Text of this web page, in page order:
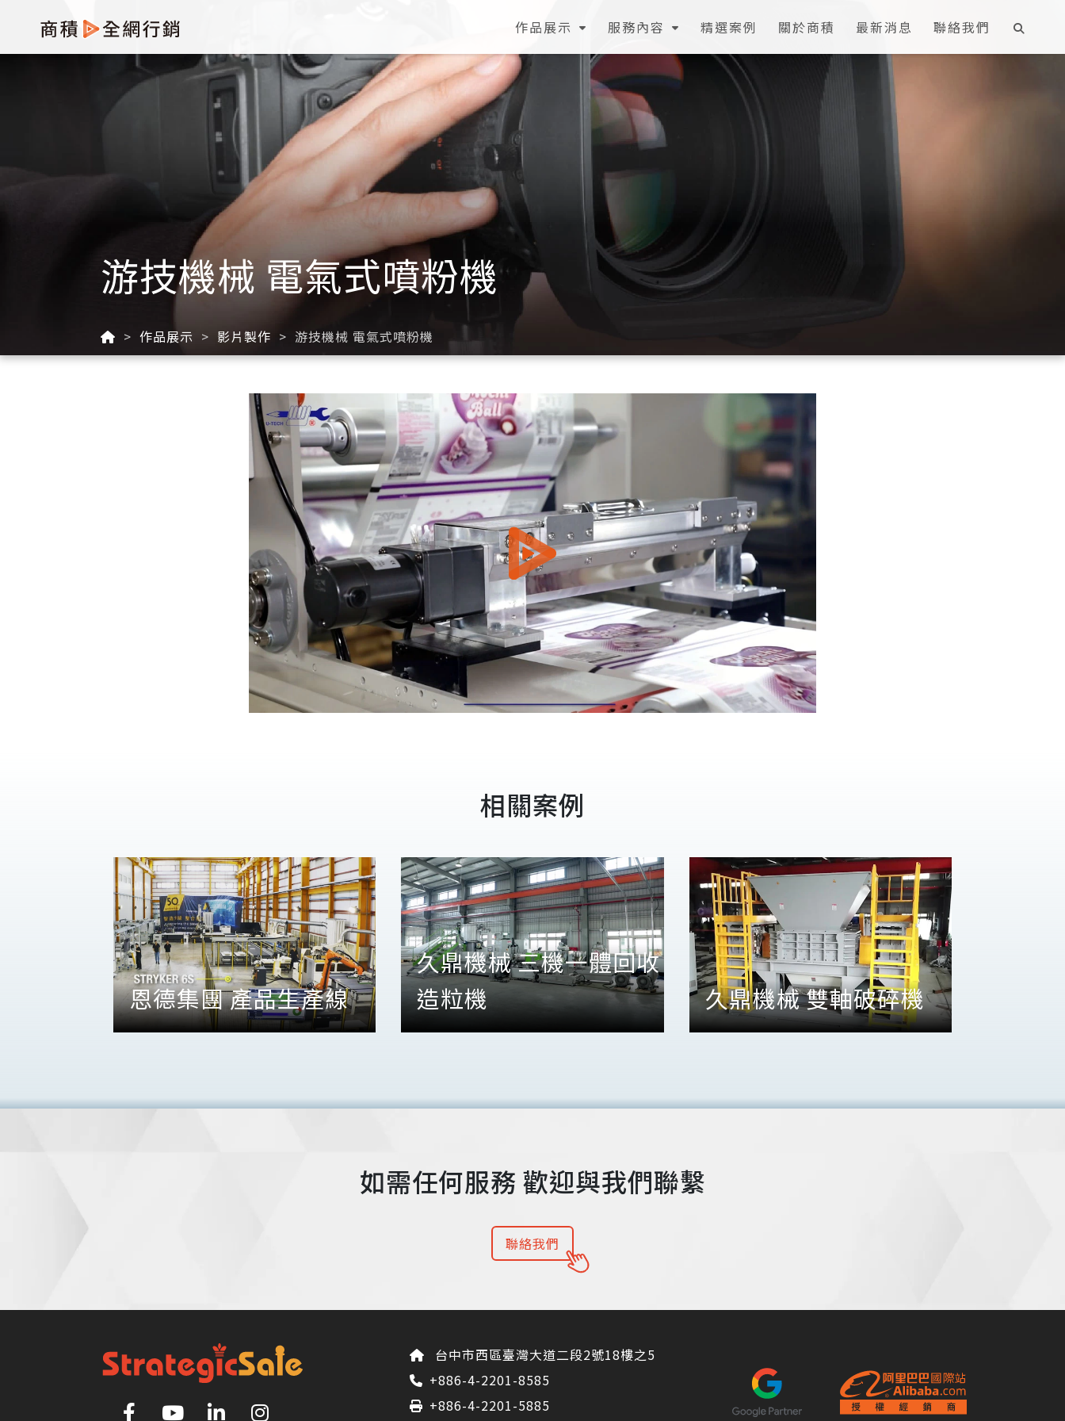
作品展示 服務內容 精選案例 關於商積 最新消息 聯絡我們
游技機械 電氣式噴粉機
作品展示 影片製作 游技機械 電氣式噴粉機
相關案例
恩德集團 產品生產線
久鼎機械 三機一體回收
造粒機
久鼎機械 雙軸破碎機
如需任何服務 歡迎與我們聯繫
聯絡我們
台中市西區臺灣大道二段2號18樓之5
+886-4-2201-8585
+886-4-2201-5885